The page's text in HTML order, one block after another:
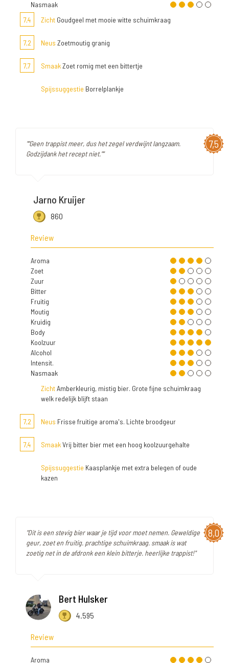
Nasmaak
7,4
Zicht Goudgeel met mooie witte schuimkraag
7,2 Neus Zoetmoutig granig
7,7 SmaakZoet romig met een bittertje
Spijssuggestie Borrelplankje
7,5
""Geen trappist meer, dus het zegel verdwijnt langzaam.
Godzijdank het recept niet.""
Jarno Kruijer
860
Review
Aroma
Zoet
Zuur
Bitter
Fruitig
Moutig
Kruidig
Body
Koolzuur
Alcohol
Intensit.
Nasmaak
ZichtAmberkleurig, mistig bier. Grote fijne schuimkraag
welk redelijk blijft staan
7,2 Neus Frisse fruitige aroma's. Lichte broodgeur
7,4 SmaakVrij bitter bier met een hoog koolzuurgehalte
Spijssuggestie Kaasplankje met extra belegen of oude
kazen
8,0
"Dit is een stevig bier waar je tijd voor moet nemen. Geweldige
geur, zoet en fruitig. prachtige schuimkraag. smaak is wat
zoetig net in de afdronk een klein bitterje. heerlijke trappist!"
Bert Hulsker
4.595
Review
Aroma